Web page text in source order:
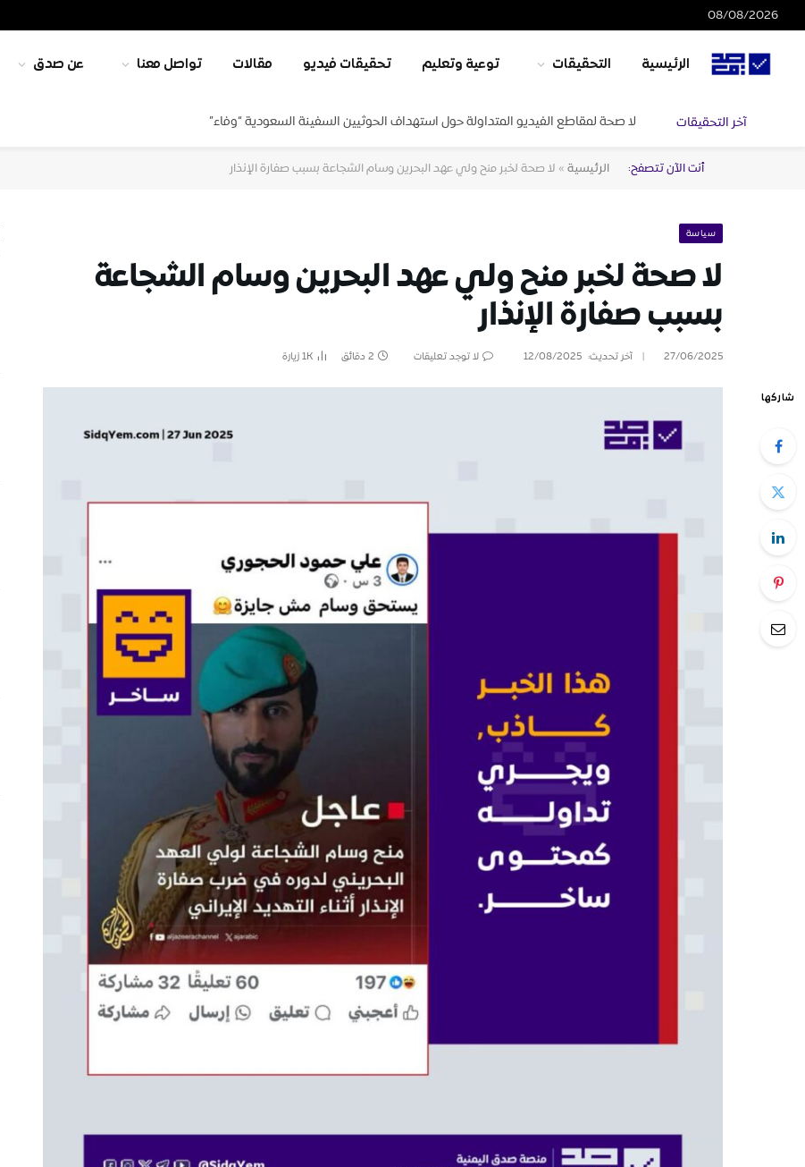
08/08/2026
الرئيسية التحقيقات توعية وتعليم تحقيقات فيديو مقالات تواصل معنا عن صدق
آخر التحقيقات لا صحة لمقاطع الفيديو المتداولة حول استهداف الحوثيين السفينة السعودية “وفاء”
أنت الآن تتصفح: الرئيسية» لا صحة لخبر منح ولي عهد البحرين وسام الشجاعة بسبب صفارة الإنذار
سياسة
لا صحة لخبر منح ولي عهد البحرين وسام الشجاعة
بسبب صفارة الإنذار
27/06/2025 آخر تحديث: 12/08/2025 لا توجد تعليقات 2 دقائق 1Kزيارة
شاركها